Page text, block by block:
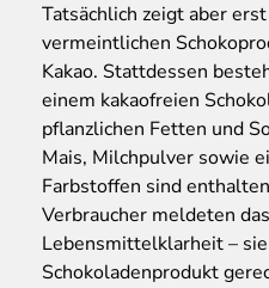
Tatsächlich zeigt aber
vermeintlichen
Kakao. Stattdessen
einem kakaofreien
pflanzlichen Fetten und
Mais, Milchpulver sowie
Farbstoffen sind
Verbraucher meldeten
Lebensmittelklarheit –
Schokoladenprodukt